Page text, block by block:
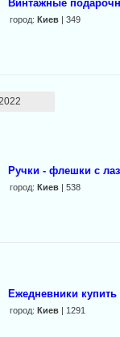
Винтажные
город:Киев | 349
Ручки - флешки с
город:Киев | 538
Ежедневники
город:Киев | 1291